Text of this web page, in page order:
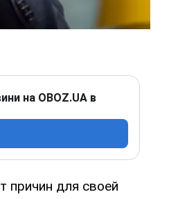
на OBOZ.UA в
причин для своей